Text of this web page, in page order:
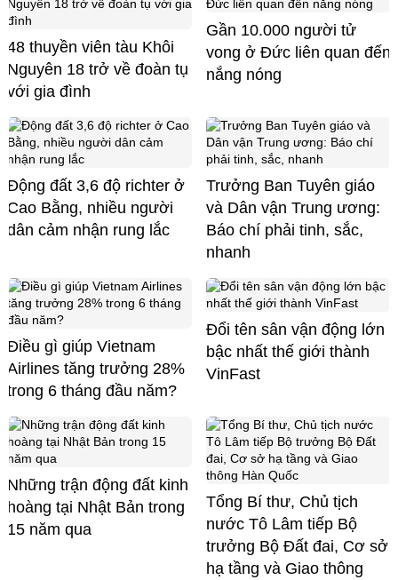
48 thuyền viên tàu Khôi
Nguyên 18 trở về đoàn tụ
với gia đình
Gần 10.000 người tử
vong ở Đức liên quan đến
nắng nóng
Động đất 3,6 độ richter ở
Cao Bằng, nhiều người
dân cảm nhận rung lắc
Trưởng Ban Tuyên giáo
và Dân vận Trung ương:
Báo chí phải tinh, sắc,
nhanh
Điều gì giúp Vietnam
Airlines tăng trưởng 28%
trong 6 tháng đầu năm?
Đổi tên sân vận động lớn
bậc nhất thế giới thành
VinFast
Những trận động đất kinh
hoàng tại Nhật Bản trong
15 năm qua
Tổng Bí thư, Chủ tịch
nước Tô Lâm tiếp Bộ
trưởng Bộ Đất đai, Cơ sở
hạ tầng và Giao thông